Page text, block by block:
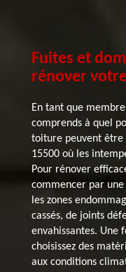
Fuites et
rénover
En tant que
comprends à quel
toiture peuvent être
15500 où les
Pour rénover
commencer par
les zones
cassés, de joints
envahissantes. Une
choisissez des
aux conditions